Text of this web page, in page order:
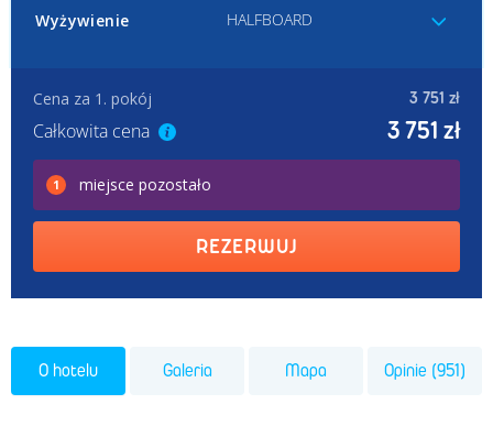
Wyżywienie HALFBOARD
Cena za 1. pokój 3 751 zł
Całkowita cena 3 751 zł
1 miejsce pozostało
REZERWUJ
O hotelu Galeria Mapa Opinie (951)